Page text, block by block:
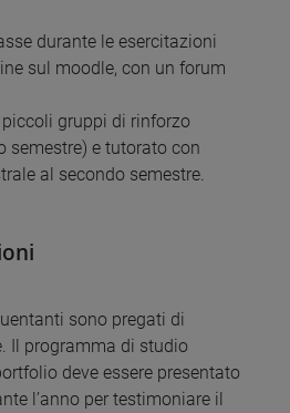
durante le esercitazioni
sul moodle, con un forum
gruppi di rinforzo
semestre) e tutorato con
al secondo semestre.
sono pregati di
Il programma di studio
deve essere presentato
l’anno per testimoniare il